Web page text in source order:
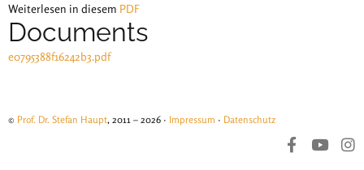
Weiterlesen in diesem PDF
Documents
e0795388f16242b3.pdf
© Prof. Dr. Stefan Haupt, 2011 – 2026 · Impressum · Datenschutz